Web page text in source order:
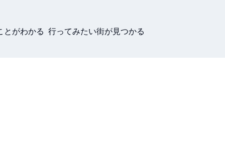
とがわかる 行ってみたい街が見つかる